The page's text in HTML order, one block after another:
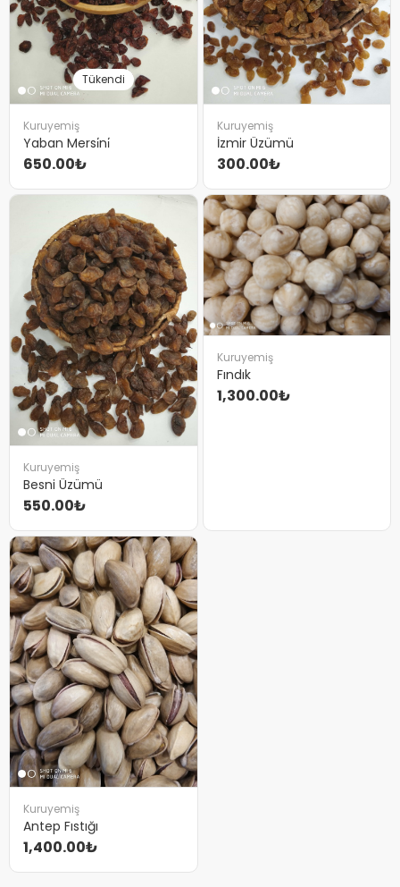
Tükendi
Kuruyemiş
Yaban Mersi̇ni̇
650.00₺
Kuruyemiş
İzmir Üzümü
300.00₺
Kuruyemiş
Besni Üzümü
550.00₺
Kuruyemiş
Fındık
1,300.00₺
Kuruyemiş
Antep Fıstığı
1,400.00₺